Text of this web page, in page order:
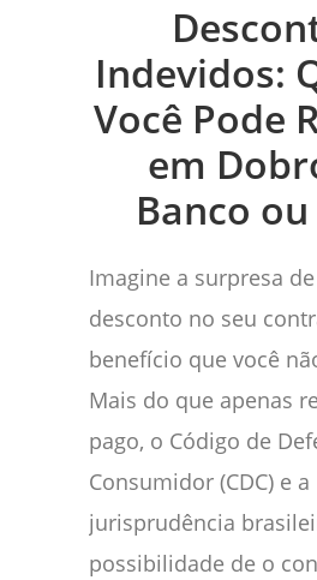
Indevidos:
Você Pode
em
Banco ou
Imagine a surpresa
desconto no seu
benefício que você
Mais do que apenas
pago, o Código de
Consumidor (CDC) e a
jurisprudência
possibilidade de o